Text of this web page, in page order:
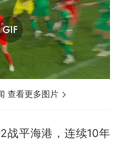
查看更多图片
战平海港，连续10年